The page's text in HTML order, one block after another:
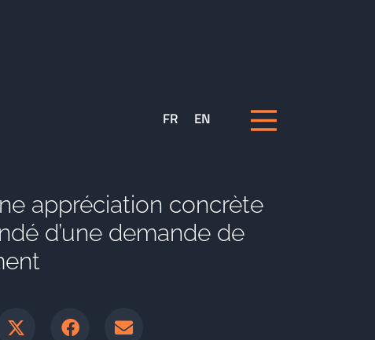
FR EN
appréciation concrète
d’une demande de